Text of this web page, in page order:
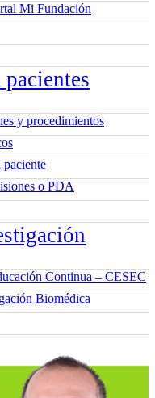
Mi Fundación
y procedimientos
paciente
o PDA
Continua – CESEC
Biomédica